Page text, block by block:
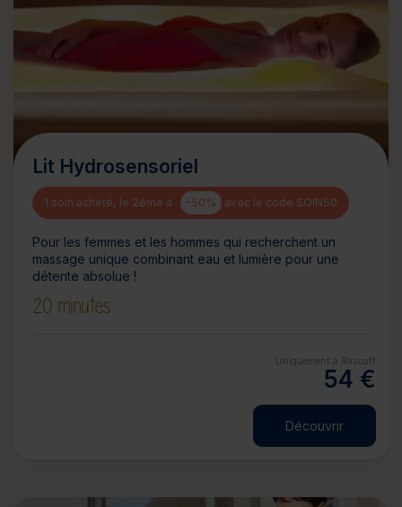
Lit Hydrosensoriel
1 soin acheté, le 2ème à -50% avec le code SOIN50
Pour les femmes et les hommes qui recherchent un
massage unique combinant eau et lumière pour une
détente absolue !
20 minutes
Uniquement à Roscoff
54 €
Découvrir